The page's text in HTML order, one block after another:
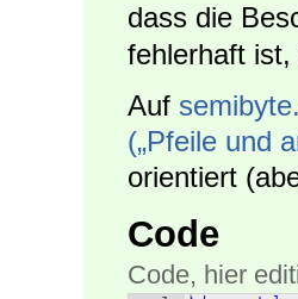
dass die
fehlerhaft ist,
Auf
(„Pfeile und
orientiert
Code
Code, hier